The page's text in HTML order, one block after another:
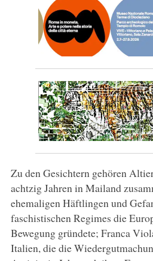
Zu den Gesichtern gehören
achtzig Jahren in Mailand
ehemaligen Häftlingen und
faschistischen Regimes die
Bewegung gründete; Franca
Italien, die die